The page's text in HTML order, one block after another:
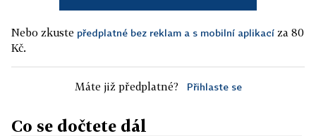
Nebo zkuste předplatné bez reklam a s mobilní aplikací za 80
Kč.
Máte již předplatné? Přihlaste se
Co se dočtete dál